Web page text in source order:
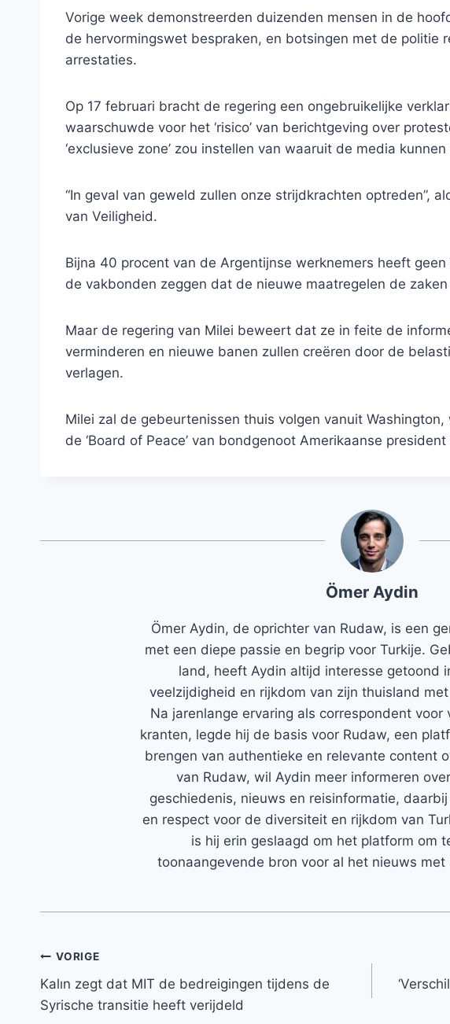
Vorige week demonstreerden duizenden mensen in de
de hervormingswet bespraken, en botsingen met de politie
arrestaties.
Op 17 februari bracht de regering een ongebruikelijke
waarschuwde voor het ‘risico’ van berichtgeving over
‘exclusieve zone’ zou instellen van waaruit de media
“In geval van geweld zullen onze strijdkrachten optreden”,
van Veiligheid.
Bijna 40 procent van de Argentijnse werknemers heeft
de vakbonden zeggen dat de nieuwe maatregelen de
Maar de regering van Milei beweert dat ze in feite de
verminderen en nieuwe banen zullen creëren door de
verlagen.
Milei zal de gebeurtenissen thuis volgen vanuit
de ‘Board of Peace’ van bondgenoot Amerikaanse
Ömer Aydin
Ömer Aydin, de oprichter van Rudaw, is een
met een diepe passie en begrip voor Turkije.
land, heeft Aydin altijd interesse getoond
veelzijdigheid en rijkdom van zijn thuisland
Na jarenlange ervaring als correspondent voor
kranten, legde hij de basis voor Rudaw, een
brengen van authentieke en relevante content
van Rudaw, wil Aydin meer informeren
geschiedenis, nieuws en reisinformatie,
en respect voor de diversiteit en rijkdom van
is hij erin geslaagd om het platform om
toonaangevende bron voor al het nieuws
Bericht
navigatie
VORIGE
Kalın zegt dat MIT de bedreigingen tijdens de
Syrische transitie heeft verijdeld